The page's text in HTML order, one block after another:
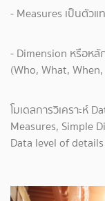
- Measures เป็นตัว
- Dimension หรือห
(Who, What,
โมเดลการวิเคราะห์
Measures, Simple
Data level of